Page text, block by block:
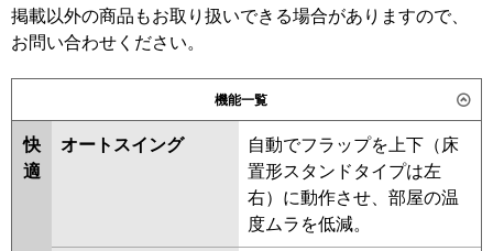
ERMP80SFE6
日立 RCIS-GP80RSHPJ11
パナソニック
SZRK80BCNVD SZRK80BCVD
RSSB08033JMU RSSB08033JXU
RSSB08033JX
ASSB08057JX
三菱電機 PMZX-ERMP80SFE5
PMZX-
ERMP80SF5 PMZX-ERMP80SF4
PMZX-ERMP80SFE4
掲載以外の商品もお取り扱いできる場合がありますので、
お問い合わせください。
機能一覧
快
適
オートスイング
自動でフラップを上下（床
置形スタンドタイプは左
右）に動作させ、部屋の温
度ムラを低減。